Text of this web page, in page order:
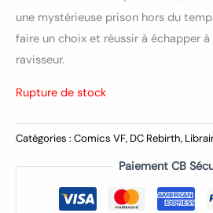
une mystérieuse prison hors du
faire un choix et réussir à échapper
ravisseur.
Rupture de stock
Catégories : Comics VF, DC Rebirth,
Paiement CB